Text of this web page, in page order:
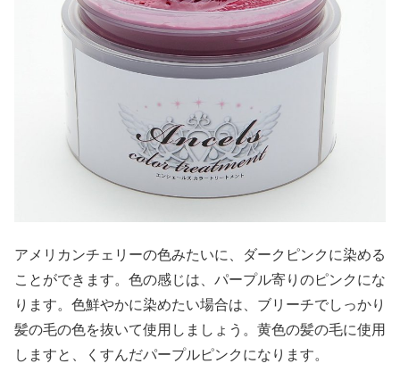
アメリカンチェリーの色みたいに、ダークピンクに染める
ことができます。色の感じは、パープル寄りのピンクにな
ります。色鮮やかに染めたい場合は、ブリーチでしっかり
髪の毛の色を抜いて使用しましょう。黄色の髪の毛に使用
しますと、くすんだパープルピンクになります。